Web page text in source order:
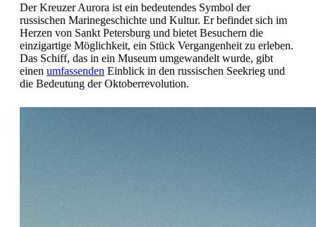
Der Kreuzer Aurora ist ein bedeutendes Symbol der
russischen Marinegeschichte und Kultur. Er befindet sich im
Herzen von Sankt Petersburg und bietet Besuchern die
einzigartige Möglichkeit, ein Stück Vergangenheit zu erleben.
Das Schiff, das in ein Museum umgewandelt wurde, gibt
einen umfassenden Einblick in den russischen Seekrieg und
die Bedeutung der Oktoberrevolution.